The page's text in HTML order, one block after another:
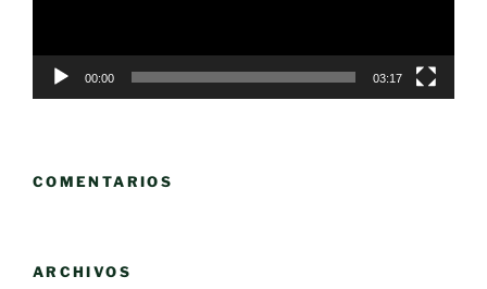
00:00 03:17
COMENTARIOS
ARCHIVOS